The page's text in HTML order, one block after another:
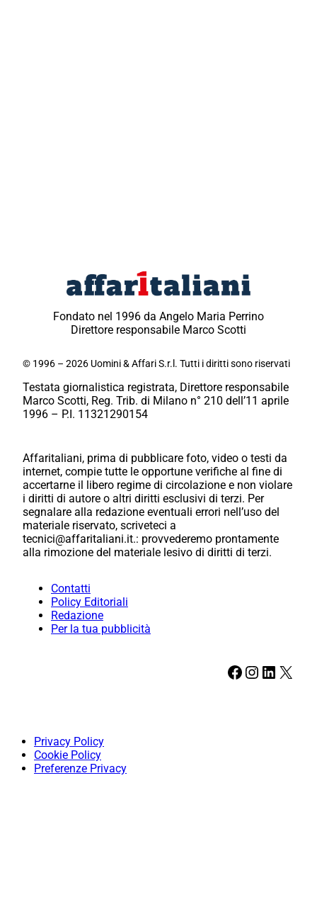
Fondato nel 1996 da Angelo Maria Perrino
Direttore responsabile Marco Scotti
© 1996 – 2026 Uomini & Affari S.r.l. Tutti i diritti sono riservati
Testata giornalistica registrata, Direttore responsabile
Marco Scotti, Reg. Trib. di Milano n° 210 dell’11 aprile
1996 – P.I. 11321290154
Affaritaliani, prima di pubblicare foto, video o testi da
internet, compie tutte le opportune verifiche al fine di
accertarne il libero regime di circolazione e non violare
i diritti di autore o altri diritti esclusivi di terzi. Per
segnalare alla redazione eventuali errori nell’uso del
materiale riservato, scriveteci a
tecnici@affaritaliani.it.: provvederemo prontamente
alla rimozione del materiale lesivo di diritti di terzi.
Contatti
Policy Editoriali
Redazione
Per la tua pubblicità
Facebook Instagram LinkedIn X
Privacy Policy
Cookie Policy
Preferenze Privacy